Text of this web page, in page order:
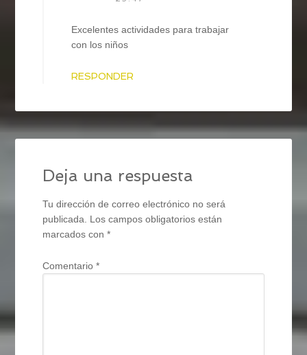
Excelentes actividades para trabajar
con los niños
RESPONDER
Deja una respuesta
Tu dirección de correo electrónico no será
publicada.
Los campos obligatorios están
marcados con*
Comentario*